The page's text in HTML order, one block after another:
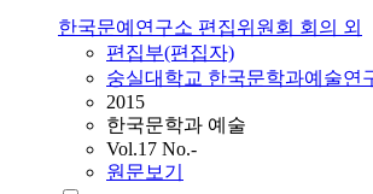
한국문예연구소 편집위원회 회의 외
편집부(편집자)
숭실대학교 한국문학과예술연
2015
한국문학과 예술
Vol.17 No.-
원문보기